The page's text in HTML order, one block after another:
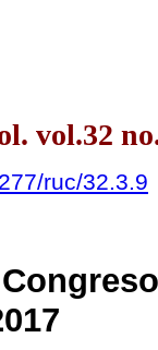
vol.32
ruc/32.3.9